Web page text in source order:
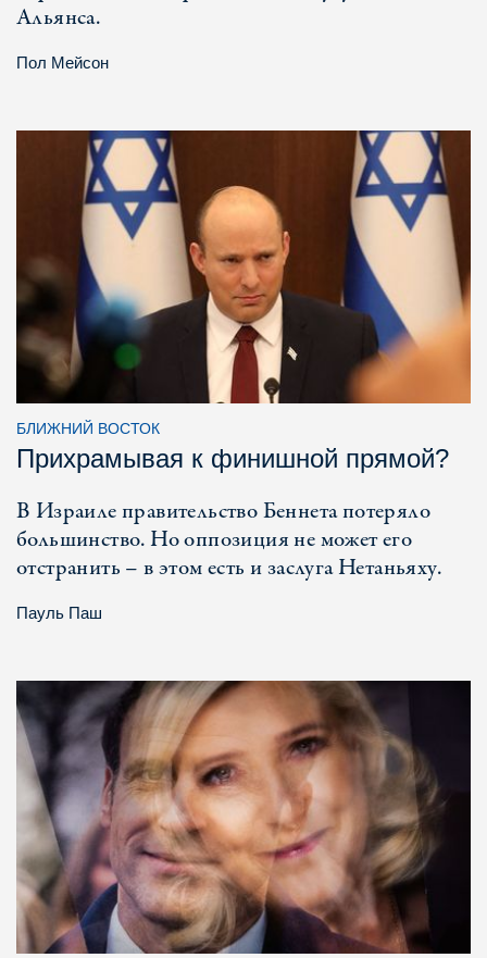
Альянса.
Пол Мейсон
БЛИЖНИЙ ВОСТОК
Прихрамывая к финишной прямой?
В Израиле правительство Беннета потеряло
большинство. Но оппозиция не может его
отстранить – в этом есть и заслуга Нетаньяху.
Пауль Паш